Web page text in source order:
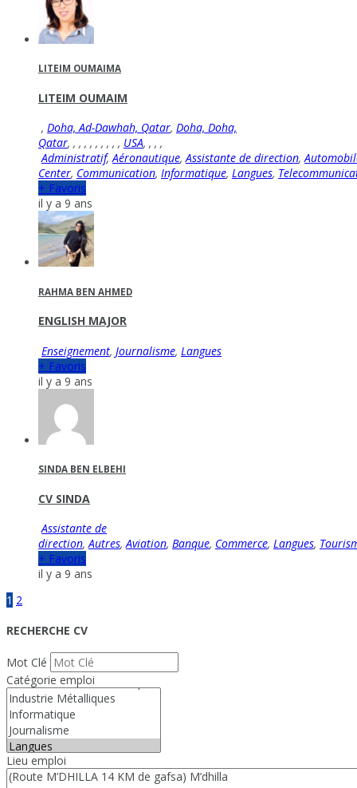
LITEIM OUMAIMA
LITEIM OUMAIM
, Doha, Ad-Dawhah, Qatar, Doha, Doha,
Qatar, , , , , , , , , , USA, , , ,
Administratif,Aéronautique,Assistante de direction,
Center, Communication, Informatique, Langues,
+ Favoris
il y a 9 ans
RAHMA BEN AHMED
ENGLISH MAJOR
Enseignement, Journalisme, Langues
+ Favoris
il y a 9 ans
SINDA BEN ELBEHI
CV SINDA
Assistante de
direction,Autres,Aviation, Banque, Commerce, Langues,
+ Favoris
il y a 9 ans
1 2
RECHERCHE CV
Mot Clé
Catégorie emploi
Lieu emploi